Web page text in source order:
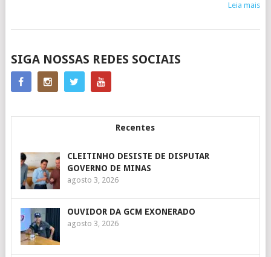
Leia mais
POSTS
NAVIGATION
SIGA NOSSAS REDES SOCIAIS
Recentes
CLEITINHO DESISTE DE DISPUTAR
GOVERNO DE MINAS
agosto 3, 2026
OUVIDOR DA GCM EXONERADO
agosto 3, 2026